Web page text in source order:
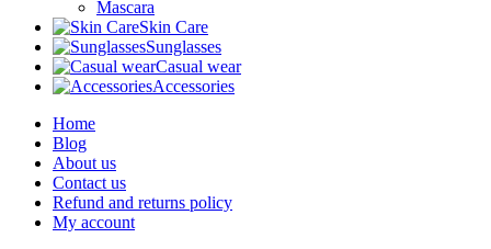
Mascara
Skin Care
Sunglasses
Casual wear
Accessories
Home
Blog
About us
Contact us
Refund and returns policy
My account